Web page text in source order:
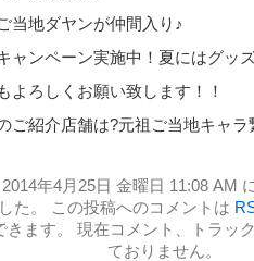
当地ダヤンが仲間入り♪
ャンペーン実施中！夏にはグッ
よろしくお願い致します！！
ご紹介店舗は?元祖ご当地キャ
年4月25日 金曜日 11:08 AM
た。 この投稿へのコメントは
きます。 現在コメント、トラッ
ておりません。